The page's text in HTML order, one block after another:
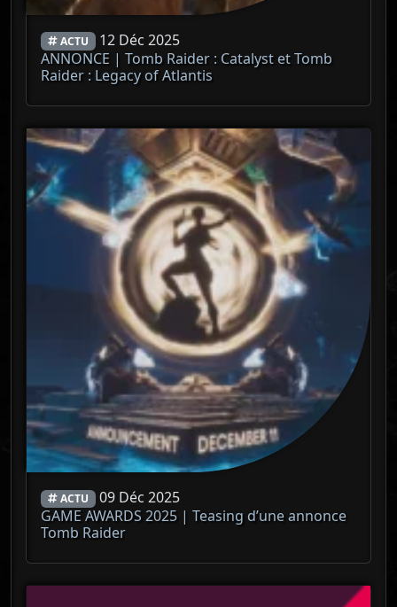
ACTU 12 Déc 2025
ANNONCE | Tomb Raider : Catalyst et Tomb
Raider : Legacy of Atlantis
ACTU 09 Déc 2025
GAME AWARDS 2025 | Teasing d’une annonce
Tomb Raider